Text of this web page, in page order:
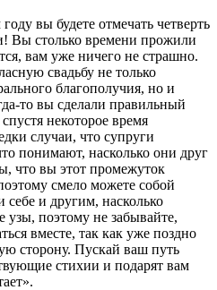
вы будете отмечать четверть
Вы столько времени прожили
вам уже ничего не страшно.
свадьбу не только
благополучия, но и
то вы сделали правильный
некоторое время
случаи, что супруги
понимают, насколько они друг
что вы этот промежуток
смело можете собой
себе и другим, насколько
поэтому не забывайте,
вместе, так как уже поздно
сторону. Пускай ваш путь
стихии и подарят вам